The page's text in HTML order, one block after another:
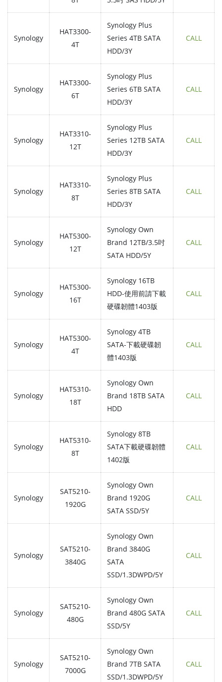
Synology
HAT3300-
4T
Synology Plus
Series 4TB SATA
HDD/3Y
CALL
Synology
HAT3300-
6T
Synology Plus
Series 6TB SATA
HDD/3Y
CALL
Synology
HAT3310-
12T
Synology Plus
Series 12TB SATA
HDD/3Y
CALL
Synology
HAT3310-
8T
Synology Plus
Series 8TB SATA
HDD/3Y
CALL
Synology
HAT5300-
12T
Synology Own
Brand 12TB/3.5吋
SATA HDD/5Y
CALL
Synology
HAT5300-
16T
Synology 16TB
HDD-使用前請下載
硬碟韌體1403版
CALL
Synology
HAT5300-
4T
Synology 4TB
SATA-下載硬碟韌
體1403版
CALL
Synology
HAT5310-
18T
Synology Own
Brand 18TB SATA
HDD
CALL
Synology
HAT5310-
8T
Synology 8TB
SATA下載硬碟韌體
1402版
CALL
Synology
SAT5210-
1920G
Synology Own
Brand 1920G
SATA SSD/5Y
CALL
Synology
SAT5210-
3840G
Synology Own
Brand 3840G
SATA
SSD/1.3DWPD/5Y
CALL
Synology
SAT5210-
480G
Synology Own
Brand 480G SATA
SSD/5Y
CALL
Synology
SAT5210-
7000G
Synology Own
Brand 7TB SATA
SSD/1.3DWPD/5Y
CALL